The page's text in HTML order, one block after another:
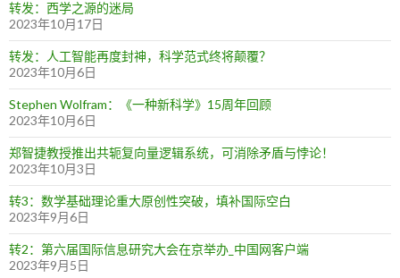
转发：西学之源的迷局
2023年10月17日
转发：人工智能再度封神，科学范式终将颠覆？
2023年10月6日
Stephen Wolfram：《一种新科学》15周年回顾
2023年10月6日
郑智捷教授推出共轭复向量逻辑系统，可消除矛盾与悖论！
2023年10月3日
转3：数学基础理论重大原创性突破，填补国际空白
2023年9月6日
转2：第六届国际信息研究大会在京举办_中国网客户端
2023年9月5日